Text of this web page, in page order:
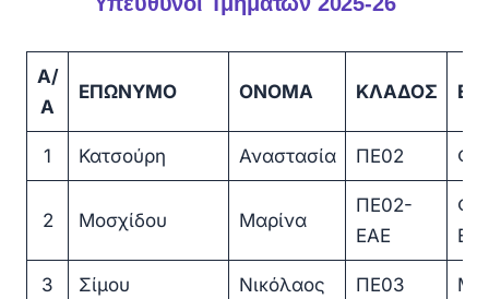
Α/
Α
ΕΠΩΝΥΜΟ ΟΝΟΜΑ ΚΛΑΔΟΣ
1 Κατσούρη Αναστασία ΠΕ02
2 Μοσχίδου Μαρίνα
ΠΕ02-
ΕΑΕ
3 Σίμου Νικόλαος ΠΕ03